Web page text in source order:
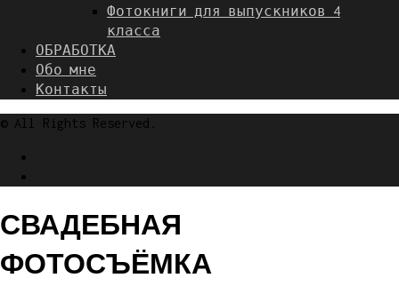
Фотокниги для выпускников 4
класса
ОБРАБОТКА
Обо мне
Контакты
© All Rights Reserved.
СВАДЕБНАЯ
ФОТОСЪЁМКА